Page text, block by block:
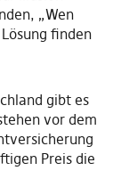
„Wen
finden
gibt es
vor dem
Preis die